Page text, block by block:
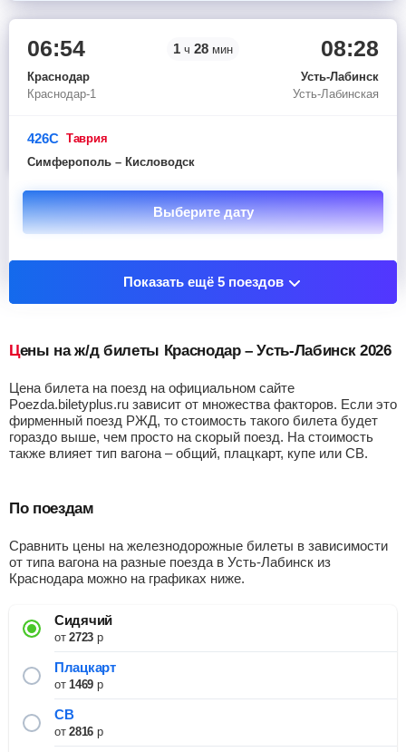
06:54
Краснодар
Краснодар-1
1 ч 28 мин 08:28
Усть-Лабинск
Усть-Лабинская
426С
таврия
Симферополь – Кисловодск
Выберите дату
Показать ещё 5 поездов
Цены на ж/д билеты Краснодар – Усть-Лабинск 2026
Цена билета на поезд на официальном сайте
Poezda.biletyplus.ru зависит от множества факторов. Если это
фирменный поезд РЖД, то стоимость такого билета будет
гораздо выше, чем просто на скорый поезд. На стоимость
также влияет тип вагона – общий, плацкарт, купе или СВ.
По поездам
Сравнить цены на железнодорожные билеты в зависимости
от типа вагона на разные поезда в Усть-Лабинск из
Краснодара можно на графиках ниже.
Сидячий
от2723р
Плацкарт
от1469р
СВ
от2816р